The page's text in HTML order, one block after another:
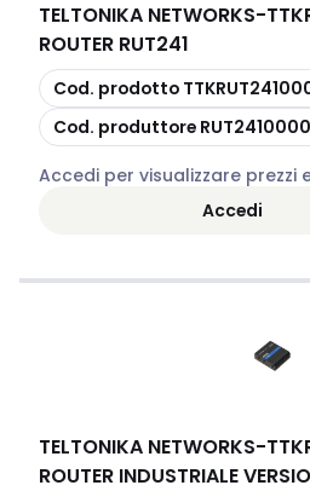
TELTONIKA NETWORKS-
ROUTER RUT241
copia
Cod. prodotto
copia
Cod. produttore
Accedi per visualizzare prezzi
Accedi
TELTONIKA NETWORKS-
ROUTER INDUSTRIALE